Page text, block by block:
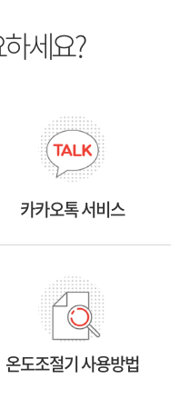
세요?
카카오톡 서비스
온도조절기 사용방법